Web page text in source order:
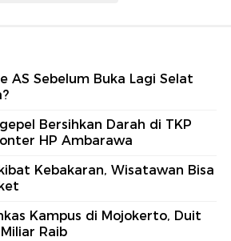
AS Sebelum Buka Lagi Selat
Bersihkan Darah di TKP
HP Ambarawa
Kebakaran, Wisatawan Bisa
Kampus di Mojokerto, Duit
Raib